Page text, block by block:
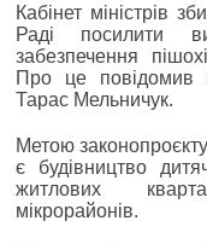
Кабінет міністрів
Раді посилити
забезпечення
Про це повідомив
Тарас Мельничук.
Метою
є будівництво
житлових
мікрорайонів.